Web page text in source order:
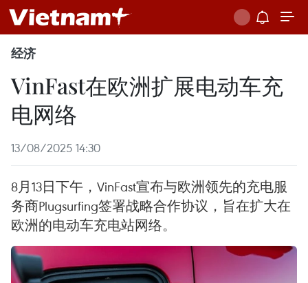
经济
VinFast在欧洲扩展电动车充
电网络
13/08/2025 14:30
8月13日下午，VinFast宣布与欧洲领先的充电服
务商Plugsurfing签署战略合作协议，旨在扩大在
欧洲的电动车充电站网络。